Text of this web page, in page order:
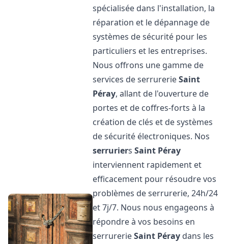
spécialisée dans l'installation, la
réparation et le dépannage de
systèmes de sécurité pour les
particuliers et les entreprises.
Nous offrons une gamme de
services de serrurerieSaint
Péray, allant de l'ouverture de
portes et de coffres-forts à la
création de clés et de systèmes
de sécurité électroniques. Nos
serruriersSaint Péray
interviennent rapidement et
efficacement pour résoudre vos
problèmes de serrurerie, 24h/24
et 7j/7. Nous nous engageons à
répondre à vos besoins en
serrurerieSaint Péray dans les